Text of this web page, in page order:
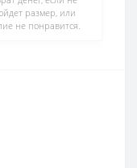
размер, или
не понравится.